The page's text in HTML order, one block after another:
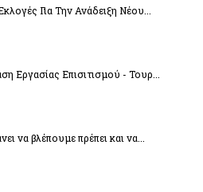
Για Την Ανάδειξη Νέου...
Εργασίας Επισιτισμού - Τουρ...
να βλέπουμε πρέπει και να...